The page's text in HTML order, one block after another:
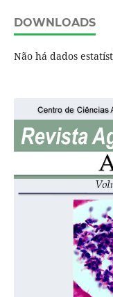
DOWNLOADS
Não há dados